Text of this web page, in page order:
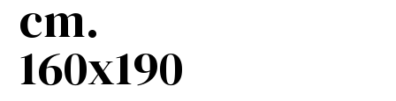
cm.
160x190